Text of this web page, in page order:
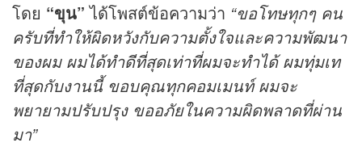
โดย “ขุน”ได้โพสต์ข้อความว่า “ขอโทษทุกๆ คน
ครับที่ทำให้ผิดหวังกับความตั้งใจและความพัฒนา
ของผม ผมได้ทำดีที่สุดเท่าที่ผมจะทำได้ ผมทุ่มเท
ที่สุดกับงานนี้ ขอบคุณทุกคอมเมนท์ ผมจะ
พยายามปรับปรุง ขออภัยในความผิดพลาดที่ผ่าน
มา”